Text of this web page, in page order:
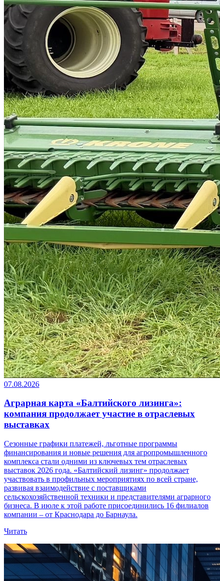
07.08.2026
Аграрная карта «Балтийского лизинга»:
компания продолжает участие в отраслевых
выставках
Сезонные графики платежей, льготные программы
финансирования и новые решения для агропромышленного
комплекса стали одними из ключевых тем отраслевых
выставок 2026 года. «Балтийский лизинг» продолжает
участвовать в профильных мероприятиях по всей стране,
развивая взаимодействие с поставщиками
сельскохозяйственной техники и представителями аграрного
бизнеса. В июле к этой работе присоединились 16 филиалов
компании – от Краснодара до Барнаула.
Читать